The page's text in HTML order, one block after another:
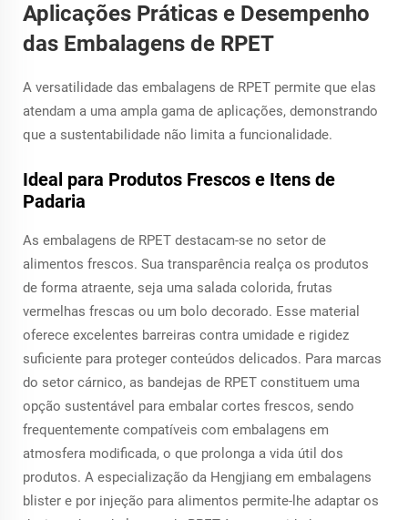
Aplicações Práticas e Desempenho
das Embalagens de RPET
A versatilidade das embalagens de RPET permite que elas
atendam a uma ampla gama de aplicações, demonstrando
que a sustentabilidade não limita a funcionalidade.
Ideal para Produtos Frescos e Itens de
Padaria
As embalagens de RPET destacam-se no setor de
alimentos frescos. Sua transparência realça os produtos
de forma atraente, seja uma salada colorida, frutas
vermelhas frescas ou um bolo decorado. Esse material
oferece excelentes barreiras contra umidade e rigidez
suficiente para proteger conteúdos delicados. Para marcas
do setor cárnico, as bandejas de RPET constituem uma
opção sustentável para embalar cortes frescos, sendo
frequentemente compatíveis com embalagens em
atmosfera modificada, o que prolonga a vida útil dos
produtos. A especialização da Hengjiang em embalagens
blister e por injeção para alimentos permite-lhe adaptar os